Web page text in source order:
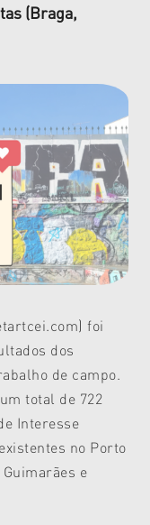
(Braga,
foi
dos
de campo.
total de 722
Interesse
no Porto
e